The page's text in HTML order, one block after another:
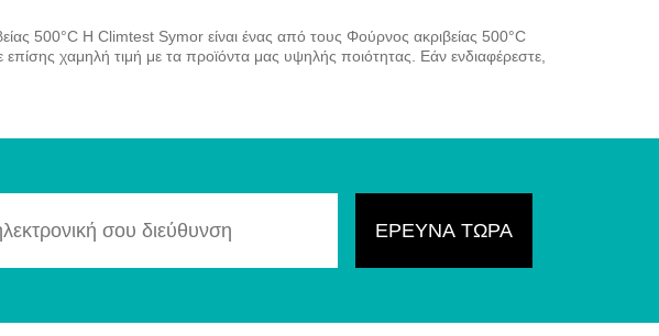
500°C Η Climtest Symor είναι ένας από τους Φούρνος ακριβείας 500°C
χαμηλή τιμή με τα προϊόντα μας υψηλής ποιότητας. Εάν ενδιαφέρεστε,